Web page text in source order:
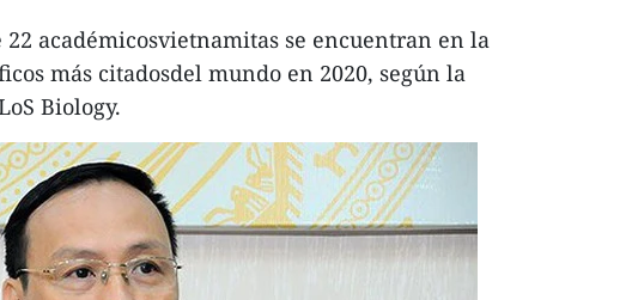
académicosvietnamitas se encuentran en la
más citadosdel mundo en 2020, según la
Biology.